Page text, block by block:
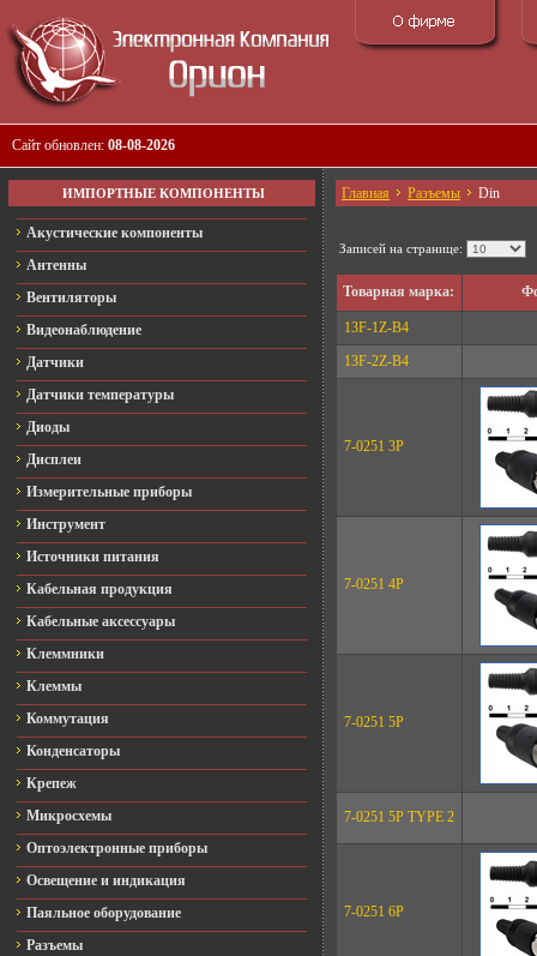
Сайт обновлен: 08-08-2026
ИМПОРТНЫЕ КОМПОНЕНТЫ
Акустические компоненты
Антенны
Вентиляторы
Видеонаблюдение
Датчики
Датчики температуры
Диоды
Дисплеи
Измерительные приборы
Инструмент
Источники питания
Кабельная продукция
Кабельные аксессуары
Клеммники
Клеммы
Коммутация
Конденсаторы
Крепеж
Микросхемы
Оптоэлектронные приборы
Освещение и индикация
Паяльное оборудование
Разъемы
Главная Разъемы Din
Записей на странице:
Товарная марка:
13F-1Z-B4
13F-2Z-B4
7-0251 3P
7-0251 4P
7-0251 5P
7-0251 5P TYPE 2
7-0251 6P